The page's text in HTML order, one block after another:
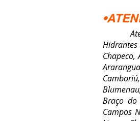
Hidrantes
Braço do
Campos